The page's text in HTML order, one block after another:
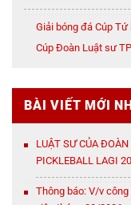
NỘI
Giải bóng đá Cúp
Cúp Đoàn Luật sư
BÀI VIẾT MỚI
LUẬT SƯ CỦA
PICKLEBALL LAGI
Thông báo: V/v